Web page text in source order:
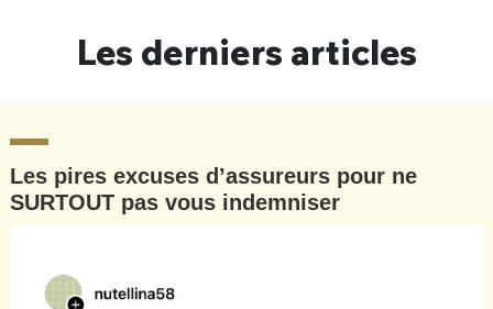
Les derniers articles
Les pires excuses d’assureurs pour ne
SURTOUT pas vous indemniser
Un Thread